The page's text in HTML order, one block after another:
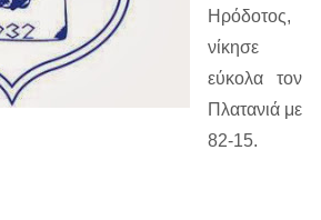
Ηρόδοτος,
νίκησε
εύκολα τον
Πλατανιά με
82-15.